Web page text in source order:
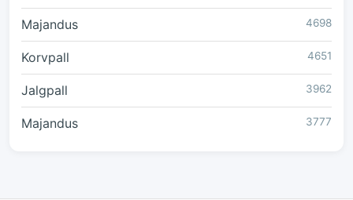
Majandus 4698
Korvpall 4651
Jalgpall 3962
Majandus 3777